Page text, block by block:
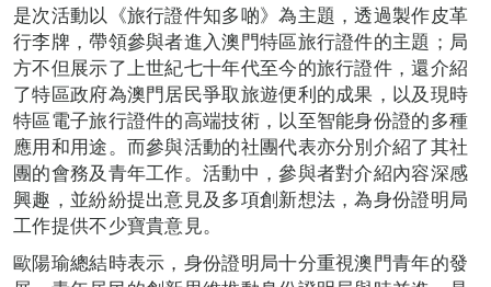
是次活動以《旅行證件知多啲》為主題，透過製作皮革
行李牌，帶領參與者進入澳門特區旅行證件的主題；局
方不但展示了上世紀七十年代至今的旅行證件，還介紹
了特區政府為澳門居民爭取旅遊便利的成果，以及現時
特區電子旅行證件的高端技術，以至智能身份證的多種
應用和用途。而參與活動的社團代表亦分別介紹了其社
團的會務及青年工作。活動中，參與者對介紹內容深感
興趣，並紛紛提出意見及多項創新想法，為身份證明局
工作提供不少寶貴意見。
歐陽瑜總結時表示，身份證明局十分重視澳門青年的發